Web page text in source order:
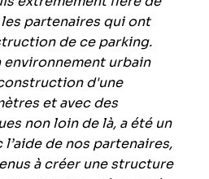
partenaires qui ont
de ce parking.
environnement urbain
d'une
et avec des
non loin de là, a été un
de nos partenaires,
à créer une structure